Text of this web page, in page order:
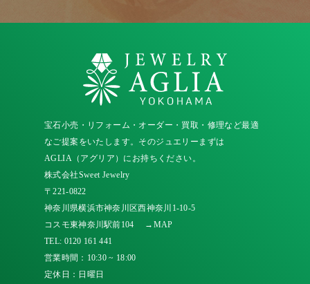
宝石小売・リフォーム・オーダー・買取・修理など最適
なご提案をいたします。そのジュエリーまずは
AGLIA（アグリア）にお持ちください。
株式会社Sweet Jewelry
〒221-0822
神奈川県横浜市神奈川区西神奈川1-10-5
コスモ東神奈川駅前104
→MAP
TEL: 0120 161 441
営業時間：10:30 ~ 18:00
定休日：日曜日